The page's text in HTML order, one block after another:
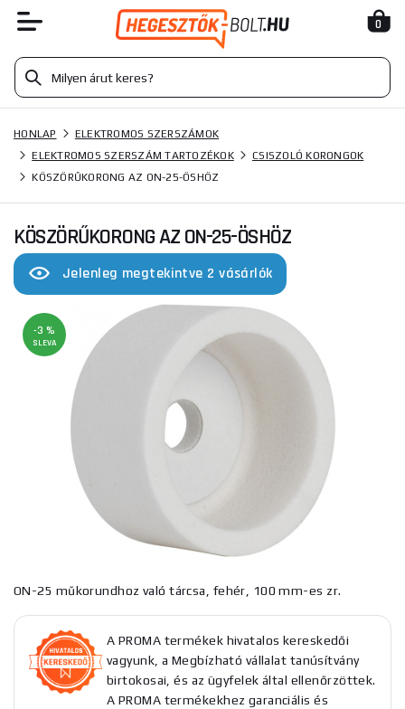
0
HONLAP
ELEKTROMOS SZERSZÁMOK
ELEKTROMOS SZERSZÁM TARTOZÉKOK
CSISZOLÓ KORONGOK
KÖSZÖRŰKORONG AZ ON-25-ÖSHÖZ
KÖSZÖRŰKORONG AZ ON-25-ÖSHÖZ
Jelenleg megtekintve 2 vásárlók
-3 %
SLEVA
ON-25 műkorundhoz való tárcsa, fehér, 100 mm-es zr.
A PROMA termékek hivatalos kereskedői
vagyunk, a Megbízható vállalat tanúsítvány
birtokosai, és az ügyfelek által ellenőrzöttek.
A PROMA termékekhez garanciális és